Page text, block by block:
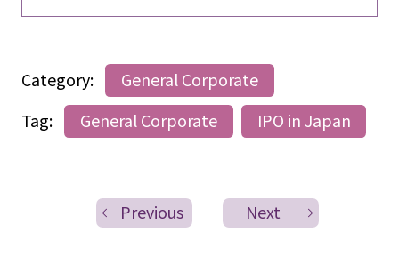
Category:
General Corporate
Tag:
General Corporate IPO in Japan
Previous Next